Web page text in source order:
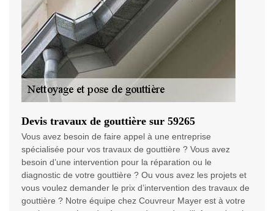
Devis travaux de gouttière sur 59265
Vous avez besoin de faire appel à une entreprise
spécialisée pour vos travaux de gouttière ? Vous avez
besoin d’une intervention pour la réparation ou le
diagnostic de votre gouttière ? Ou vous avez les projets et
vous voulez demander le prix d’intervention des travaux de
gouttière ? Notre équipe chez Couvreur Mayer est à votre